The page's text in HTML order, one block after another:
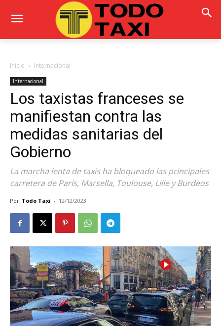
Inicio Internacional
Internacional
Los taxistas franceses se
manifiestan contra las
medidas sanitarias del
Gobierno
La marcha lenta de taxis ha bloqueado las principales
carretera de París, Marsella, Toulouse, Lille y Burdeos
Por Todo Taxi - 12/12/2023